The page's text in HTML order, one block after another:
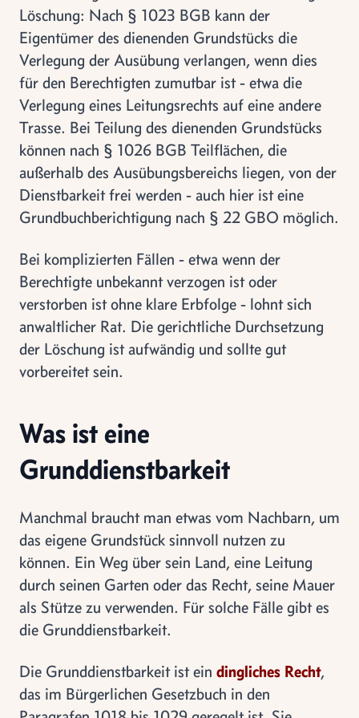
Löschung: Nach § 1023 BGB kann der
Eigentümer des dienenden Grundstücks die
Verlegung der Ausübung verlangen, wenn dies
für den Berechtigten zumutbar ist - etwa die
Verlegung eines Leitungsrechts auf eine andere
Trasse. Bei Teilung des dienenden Grundstücks
können nach § 1026 BGB Teilflächen, die
außerhalb des Ausübungsbereichs liegen, von der
Dienstbarkeit frei werden - auch hier ist eine
Grundbuchberichtigung nach § 22 GBO möglich.
Bei komplizierten Fällen - etwa wenn der
Berechtigte unbekannt verzogen ist oder
verstorben ist ohne klare Erbfolge - lohnt sich
anwaltlicher Rat. Die gerichtliche Durchsetzung
der Löschung ist aufwändig und sollte gut
vorbereitet sein.
Was ist eine
Grunddienstbarkeit
Manchmal braucht man etwas vom Nachbarn, um
das eigene Grundstück sinnvoll nutzen zu
können. Ein Weg über sein Land, eine Leitung
durch seinen Garten oder das Recht, seine Mauer
als Stütze zu verwenden. Für solche Fälle gibt es
die Grunddienstbarkeit.
Die Grunddienstbarkeit ist ein dingliches Recht,
das im Bürgerlichen Gesetzbuch in den